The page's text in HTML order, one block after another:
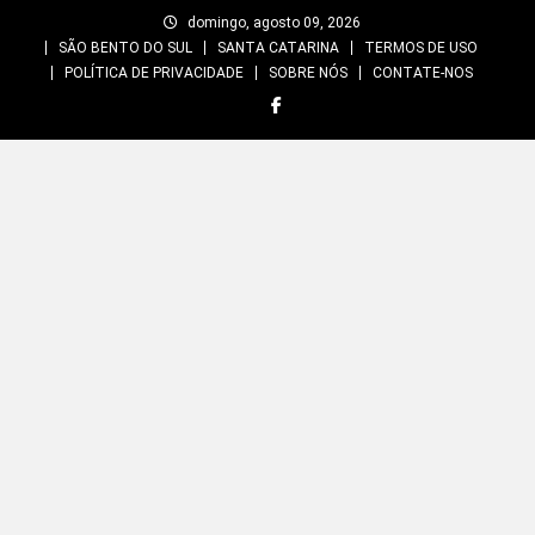
domingo, agosto 09, 2026
SÃO BENTO DO SUL
SANTA CATARINA
TERMOS DE USO
POLÍTICA DE PRIVACIDADE
SOBRE NÓS CONTATE-NOS